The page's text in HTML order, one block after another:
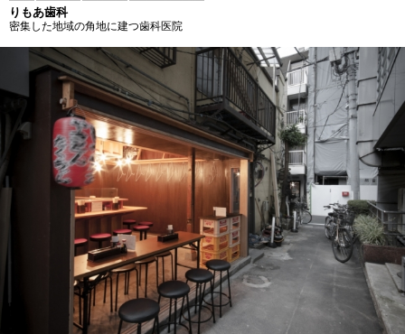
りもあ歯科
密集した地域の角地に建つ歯科医院